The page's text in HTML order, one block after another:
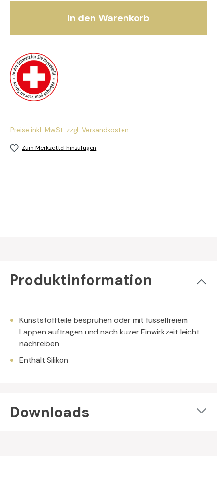
In den Warenkorb
Preise inkl. MwSt. zzgl. Versandkosten
Zum Merkzettel hinzufügen
Produktinformation
Kunststoffteile besprühen oder mit fusselfreiem
Lappen auftragen und nach kuzer Einwirkzeit leicht
nachreiben
Enthält Silikon
Downloads